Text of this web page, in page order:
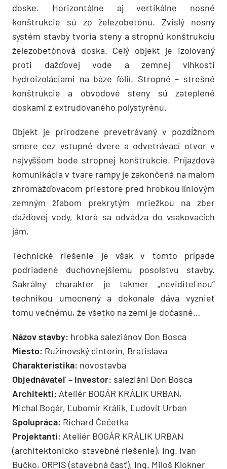
doske. Horizontálne aj vertikálne nosné
konštrukcie sú zo železobetónu. Zvislý nosný
systém stavby tvoria steny a stropnú konštrukciu
železobetónová doska. Celý objekt je izolovaný
proti dažďovej vode a zemnej vlhkosti
hydroizoláciami na báze fólií. Stropné – strešné
konštrukcie a obvodové steny sú zateplené
doskami z extrudovaného polystyrénu.
Objekt je prirodzene prevetrávaný v pozdĺžnom
smere cez vstupné dvere a odvetrávací otvor v
najvyššom bode stropnej konštrukcie. Príjazdová
komunikácia v tvare rampy je zakončená na malom
zhromažďovacom priestore pred hrobkou líniovým
zemným žľabom prekrytým mriežkou na zber
dažďovej vody, ktorá sa odvádza do vsakovacích
jám.
Technické riešenie je však v tomto prípade
podriadené duchovnejšiemu posolstvu stavby.
Sakrálny charakter je takmer „neviditeľnou“
technikou umocnený a dokonale dáva vyznieť
tomu večnému, že všetko na zemi je dočasné…
Názov stavby: hrobka saleziánov Don Bosca
Miesto: Ružinovský cintorín, Bratislava
Charakteristika: novostavba
Objednávateľ – investor: saleziáni Don Bosca
Architekti: Ateliér BOGÁR KRÁLIK URBAN,
Michal Bogár, Ľubomír Králik, Ľudovít Urban
Spolupráca: Richard Čečetka
Projektanti: Ateliér BOGÁR KRÁLIK URBAN
(architektonicko-stavebné riešenie), Ing. Ivan
Bučko, ORPIS (stavebná časť), Ing. Miloš Klokner